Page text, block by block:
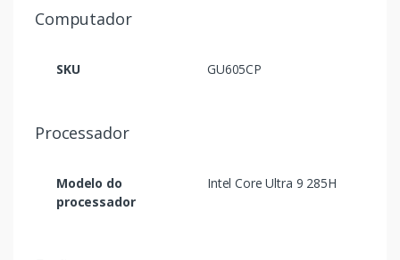
Computador
SKU GU605CP
Processador
Modelo do
processador
Intel Core Ultra 9 285H